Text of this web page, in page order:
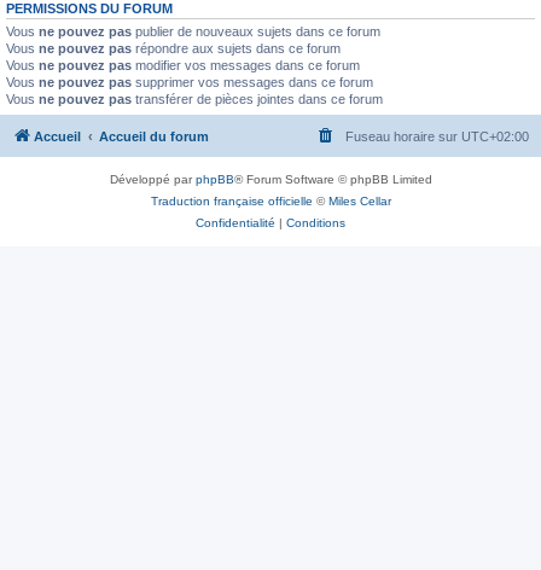
PERMISSIONS DU FORUM
Vous ne pouvez pas publier de nouveaux sujets dans ce forum
Vous ne pouvez pas répondre aux sujets dans ce forum
Vous ne pouvez pas modifier vos messages dans ce forum
Vous ne pouvez pas supprimer vos messages dans ce forum
Vous ne pouvez pas transférer de pièces jointes dans ce forum
Accueil Accueil du forum Fuseau horaire sur UTC+02:00
Développé parphpBB® Forum Software © phpBB Limited
Traduction française officielle ©Miles Cellar
Confidentialité | Conditions